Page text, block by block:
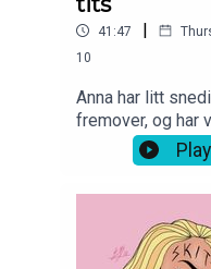
41:47 |
10
Anna har litt
fremover, og har
«jafferta». Erica
friheten med
offentlig liten
tvil på utepilsen
en hjemmelaget,
merkelig vis
Play